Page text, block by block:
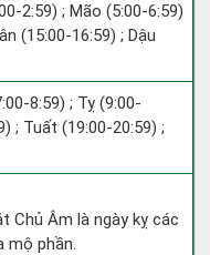
2:59) ; Mão (5:00-6:59)
(15:00-16:59) ; Dậu
8:59) ; Tỵ (9:00-
; Tuất (19:00-20:59) ;
Chủ Âm là ngày kỵ các
mộ phần.